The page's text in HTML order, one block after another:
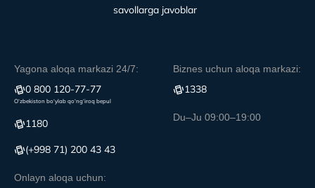
savollarga javoblar
Yagona aloqa markazi 24/7:
0 800 120-77-77
O‘zbekiston bo‘ylab qo‘ng‘iroq bepul
1180
(+998 71) 200 43 43
Onlayn aloqa uchun:
Biznes uchun aloqa markazi:
1338
Du–Ju 09:00–19:00